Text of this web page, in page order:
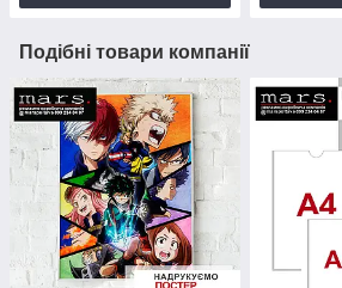
Подібні товари компанії